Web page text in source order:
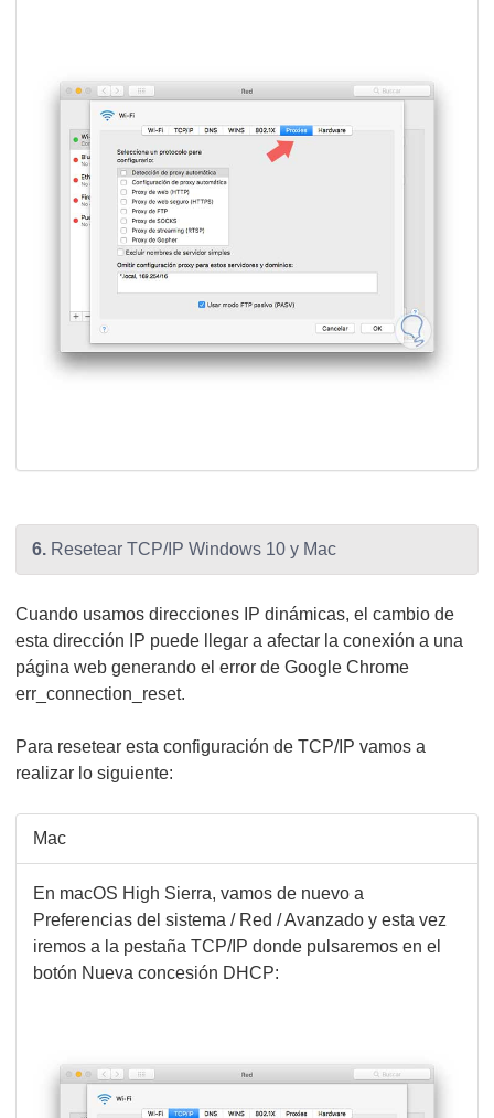
6. Resetear TCP/IP Windows 10 y Mac
Cuando usamos direcciones IP dinámicas, el cambio de
esta dirección IP puede llegar a afectar la conexión a una
página web generando el error de Google Chrome
err_connection_reset.
Para resetear esta configuración de TCP/IP vamos a
realizar lo siguiente:
Mac
En macOS High Sierra, vamos de nuevo a
Preferencias del sistema / Red / Avanzado y esta vez
iremos a la pestaña TCP/IP donde pulsaremos en el
botón Nueva concesión DHCP: